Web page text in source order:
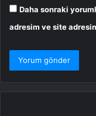
Daha sonraki
adresim ve site